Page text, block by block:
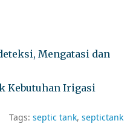
Mengatasi dan
Kebutuhan Irigasi
Tags: septic tank septictank